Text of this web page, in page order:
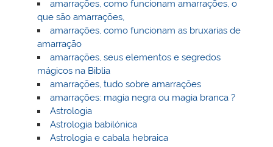
amarrações, como funcionam amarrações, o
que são amarrações,
amarrações, como funcionam as bruxarias de
amarração
amarrações, seus elementos e segredos
mágicos na Biblia
amarrações, tudo sobre amarrações
amarrações: magia negra ou magia branca ?
Astrologia
Astrologia babilónica
Astrologia e cabala hebraica